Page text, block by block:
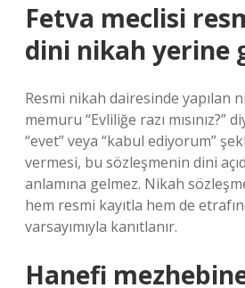
Fetva meclisi
dini nikah yerine
Resmi nikah dairesinde yapılan
memuru “Evliliğe razı mısınız?”
“evet” veya “kabul ediyorum”
vermesi, bu sözleşmenin dini
anlamına gelmez. Nikah
hem resmi kayıtla hem de
varsayımıyla kanıtlanır.
Hanefi